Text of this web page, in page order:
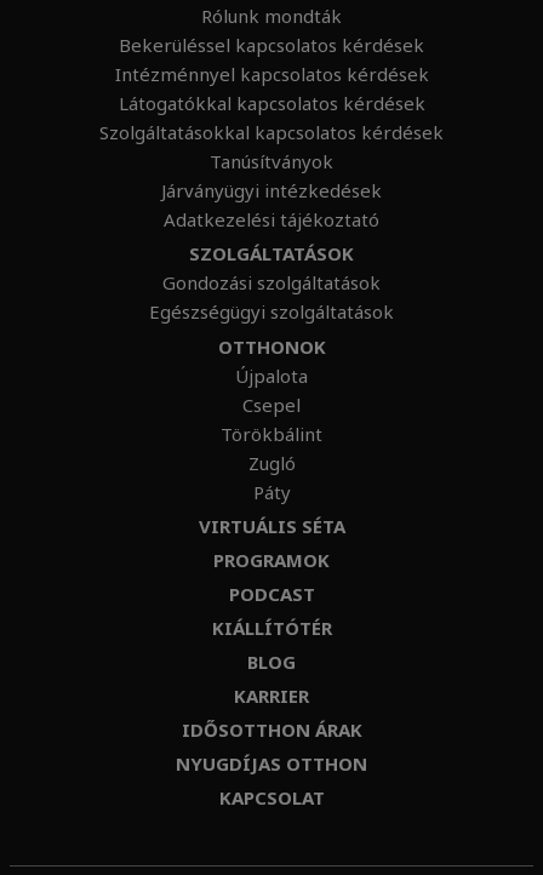
Rólunk mondták
Bekerüléssel kapcsolatos kérdések
Intézménnyel kapcsolatos kérdések
Látogatókkal kapcsolatos kérdések
Szolgáltatásokkal kapcsolatos kérdések
Tanúsítványok
Járványügyi intézkedések
Adatkezelési tájékoztató
SZOLGÁLTATÁSOK
Gondozási szolgáltatások
Egészségügyi szolgáltatások
OTTHONOK
Újpalota
Csepel
Törökbálint
Zugló
Páty
VIRTUÁLIS SÉTA
PROGRAMOK
PODCAST
KIÁLLÍTÓTÉR
BLOG
KARRIER
IDŐSOTTHON ÁRAK
NYUGDÍJAS OTTHON
KAPCSOLAT